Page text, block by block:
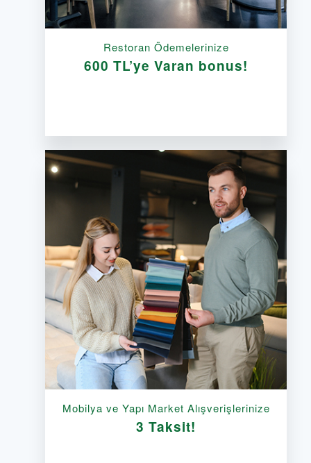
Restoran Ödemelerinize
600 TL’ye Varan bonus!
Mobilya ve Yapı Market Alışverişlerinize
3 Taksit!